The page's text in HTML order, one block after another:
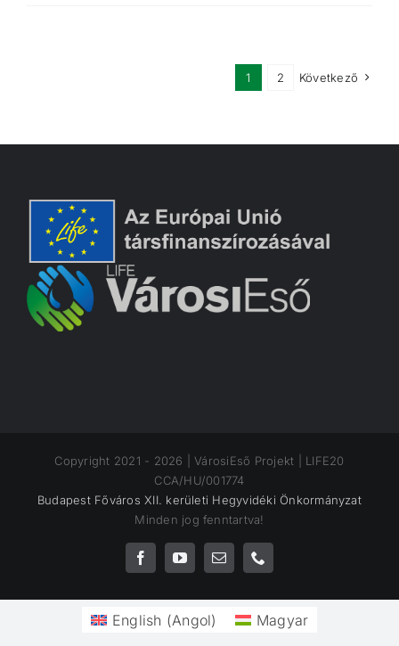
1 2 Következő
Copyright 2021 - 2026 | VárosiEső Projekt | LIFE20
CCA/HU/001774
Budapest Főváros XII. kerületi Hegyvidéki Önkormányzat
Minden jog fenntartva!
FacebookYouTubeEmail:Phone
English (Angol) Magyar